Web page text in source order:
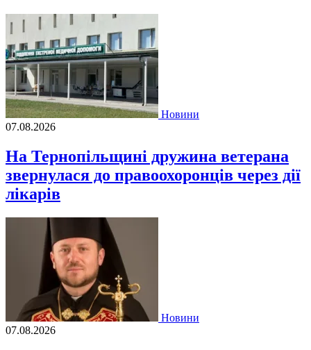
Новини
07.08.2026
На Тернопільщині дружина ветерана
звернулася до правоохоронців через дії
лікарів
Новини
07.08.2026